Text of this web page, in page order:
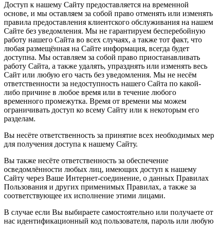
Доступ к нашему Сайту предоставляется на временной
основе, и мы оставляем за собой право отменять или изменять
правила предоставления клиентского обслуживания на нашем
Сайте без уведомления. Мы не гарантируем бесперебойную
работу нашего Сайта во всех случаях, а также тот факт, что
любая размещённая на Сайте информация, всегда будет
доступна. Мы оставляем за собой право приостанавливать
работу Сайта, а также удалять, упразднять или изменять весь
Сайт или любую его часть без уведомления. Мы не несём
ответственности за недоступность нашего Сайта по какой-
либо причине в любое время или в течение любого
временного промежутка. Время от времени мы можем
ограничивать доступ ко всему Сайту или к некоторым его
разделам.
Вы несёте ответственность за принятие всех необходимых мер
для получения доступа к нашему Сайту.
Вы также несёте ответственность за обеспечение
осведомлённости любых лиц, имеющих доступ к нашему
Сайту через Ваше Интернет-соединение, о данных Правилах
Пользования и других применимых Правилах, а также за
соответствующее их исполнение этими лицами.
В случае если Вы выбираете самостоятельно или получаете от
нас идентификационный код пользователя, пароль или любую